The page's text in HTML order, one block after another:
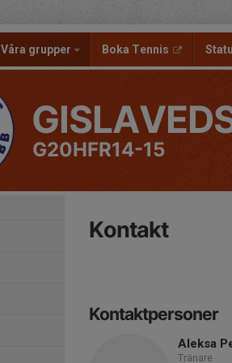
Våra grupper Boka Tennis
G20HFR14-15
Kontakt
Kontaktpersoner
Aleksa
Tränare